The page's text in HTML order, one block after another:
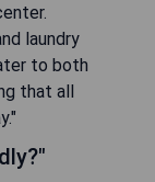
laundry
to both
that all